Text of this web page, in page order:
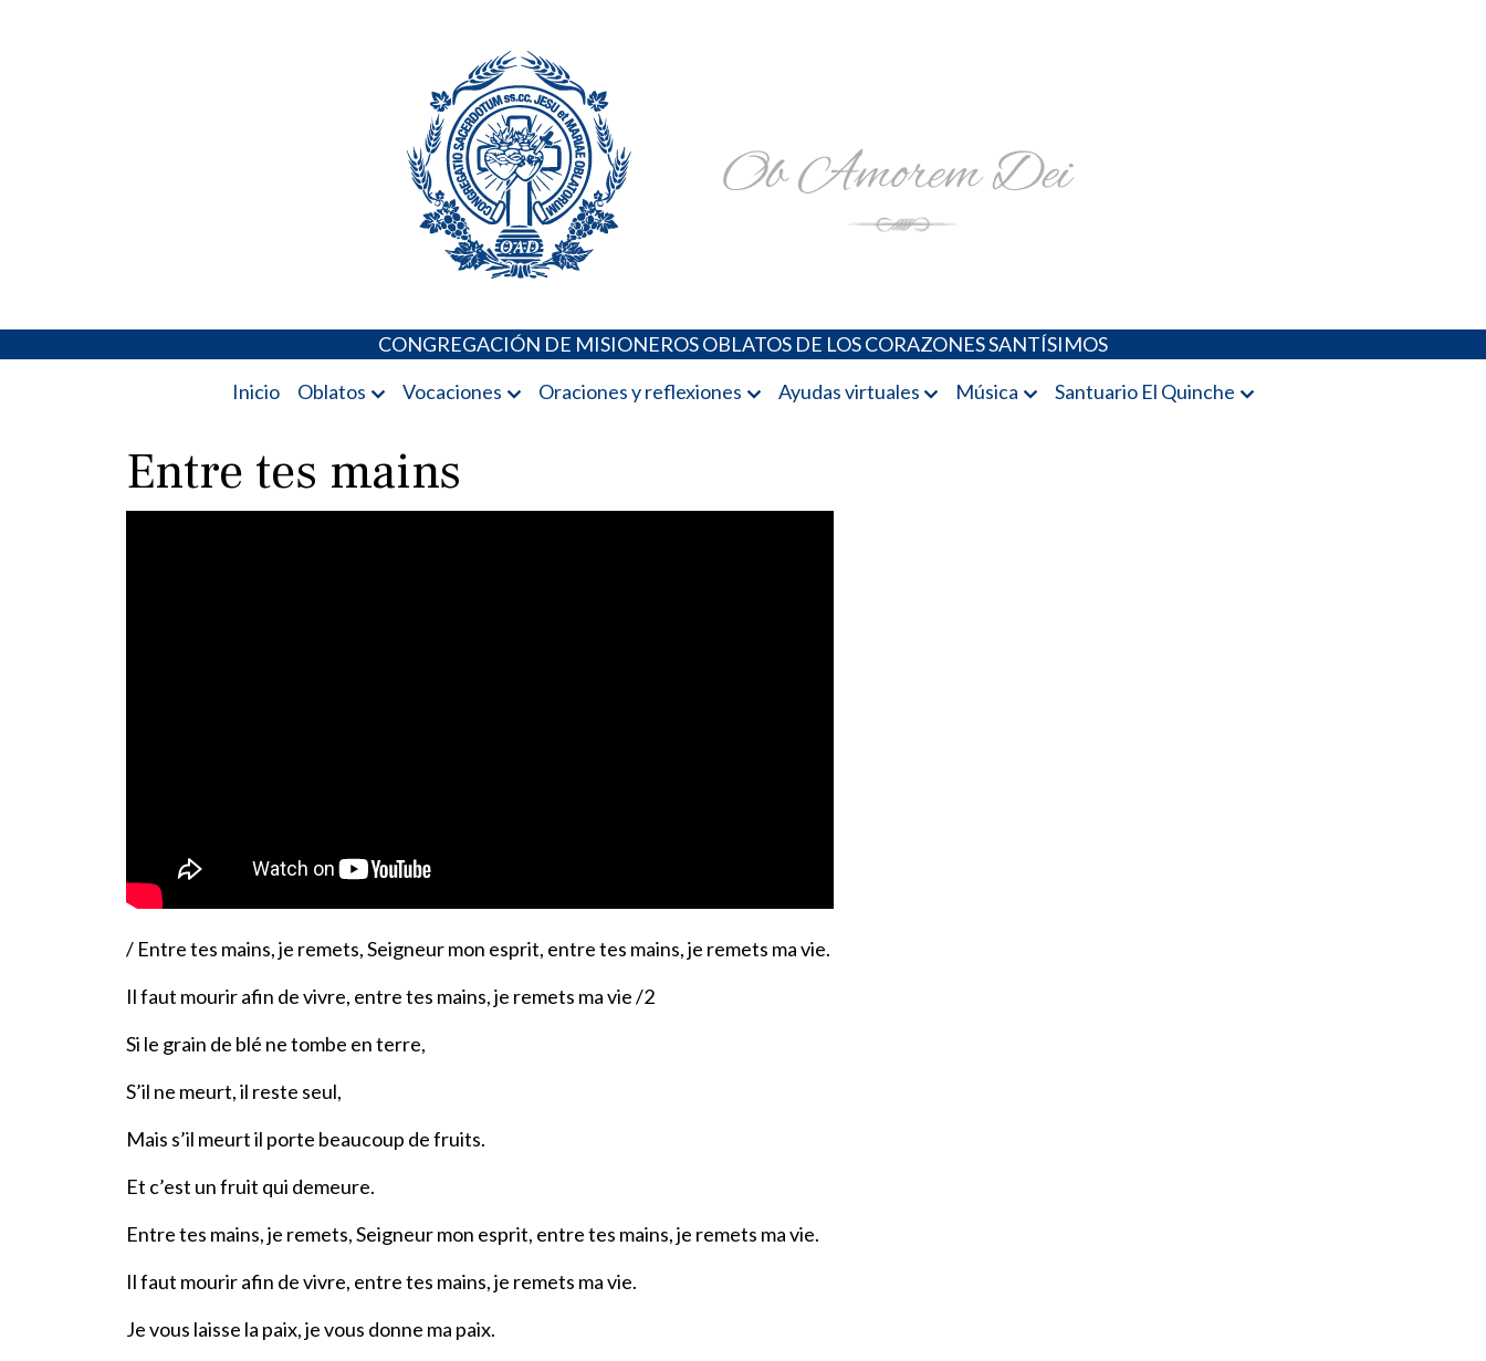
CONGREGACIÓN DE MISIONEROS OBLATOS DE LOS CORAZONES SANTÍSIMOS
Inicio
Oblatos Vocaciones Oraciones y reflexiones Ayudas virtuales Música Santuario El Quinche
Entre tes mains
/ Entre tes mains, je remets, Seigneur mon esprit, entre tes mains, je remets ma vie.
Il faut mourir afin de vivre, entre tes mains, je remets ma vie /2
Si le grain de blé ne tombe en terre,
S’il ne meurt, il reste seul,
Mais s’il meurt il porte beaucoup de fruits.
Et c’est un fruit qui demeure.
Entre tes mains, je remets, Seigneur mon esprit, entre tes mains, je remets ma vie.
Il faut mourir afin de vivre, entre tes mains, je remets ma vie.
Je vous laisse la paix, je vous donne ma paix.